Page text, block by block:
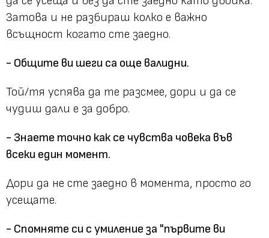
Затова и не разбираш колко е важно
всъщност когато сте заедно.
- Общите ви шеги са още валидни.
Той/тя успява да те разсмее, дори и да се
чудиш дали е за добро.
- Знаете точно как се чувства човека във
всеки един момент.
Дори да не сте заедно в момента, просто го
усещате.
- Спомняте си с умиление за "първите ви